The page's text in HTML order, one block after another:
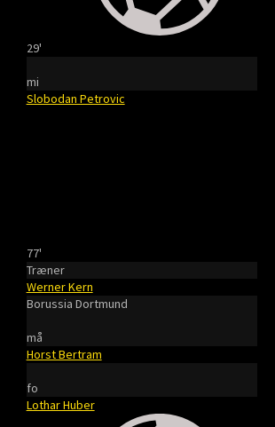
29'
mi
Slobodan Petrovic
77'
Træner
Werner Kern
Borussia Dortmund
må
Horst Bertram
fo
Lothar Huber